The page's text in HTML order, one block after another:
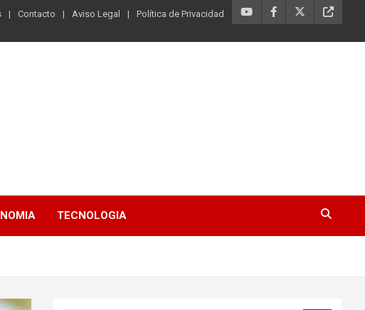
Contacto Aviso Legal Política de Privacidad
TECNOLOGIA